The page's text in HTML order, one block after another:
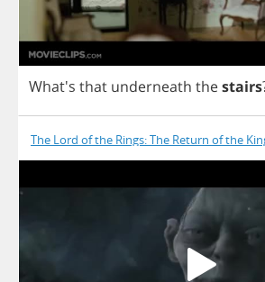
What's that underneath thestairs
The Lord of the Rings: The Return of the